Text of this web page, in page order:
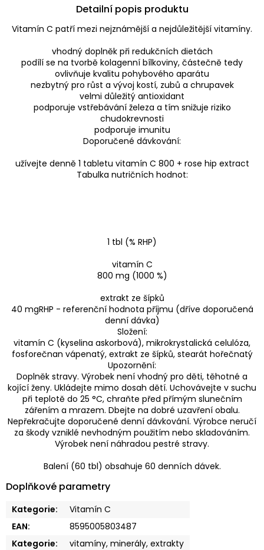
Detailní popis produktu
Vitamín C patří mezi nejznámější a nejdůležitější vitamíny.
vhodný doplněk při redukčních dietách
podílí se na tvorbě kolagenní bílkoviny, částečně tedy
ovlivňuje kvalitu pohybového aparátu
nezbytný pro růst a vývoj kostí, zubů a chrupavek
velmi důležitý antioxidant
podporuje vstřebávání železa a tím snižuje riziko
chudokrevnosti
podporuje imunitu
Doporučené dávkování:
užívejte denně 1 tabletu vitamín C 800 + rose hip extract
Tabulka nutričních hodnot:
1 tbl (% RHP)
vitamín C
800 mg (1000 %)
extrakt ze šípků
40 mgRHP - referenční hodnota příjmu (dříve doporučená
denní dávka)
Složení:
vitamín C (kyselina askorbová), mikrokrystalická celulóza,
fosforečnan vápenatý, extrakt ze šípků, stearát hořečnatý
Upozornění:
Doplněk stravy. Výrobek není vhodný pro děti, těhotné a
kojící ženy. Ukládejte mimo dosah dětí. Uchovávejte v suchu
při teplotě do 25 °C, chraňte před přímým slunečním
zářením a mrazem. Dbejte na dobré uzavření obalu.
Nepřekračujte doporučené denní dávkování. Výrobce neručí
za škody vzniklé nevhodným použitím nebo skladováním.
Výrobek není náhradou pestré stravy.
Balení (60 tbl) obsahuje 60 denních dávek.
Doplňkové parametry
Kategorie:
Vitamín C
EAN:
8595005803487
Kategorie:
vitamíny, minerály, extrakty